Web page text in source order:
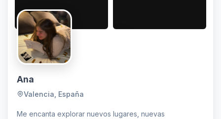
Ana
Valencia, España
Me encanta explorar nuevos lugares, nuevas